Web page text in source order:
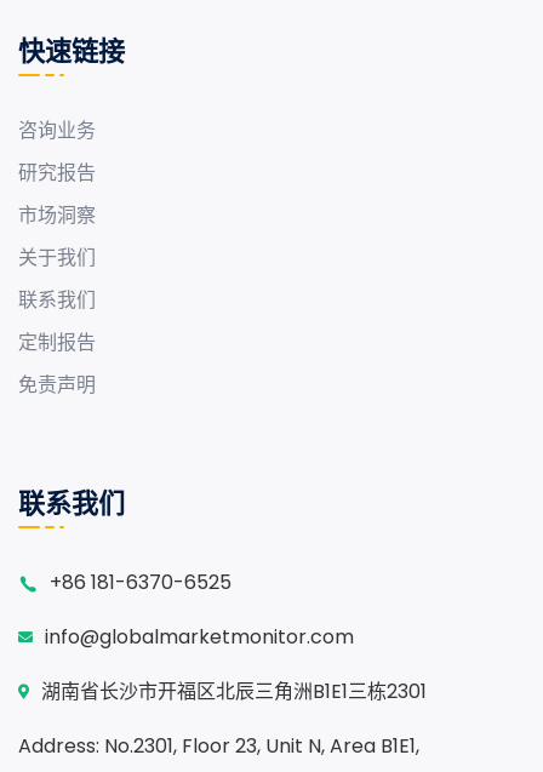
快速链接
咨询业务
研究报告
市场洞察
关于我们
联系我们
定制报告
免责声明
联系我们
+86 181-6370-6525
info@globalmarketmonitor.com
湖南省长沙市开福区北辰三角洲B1E1三栋2301
Address: No.2301, Floor 23, Unit N, Area B1E1,